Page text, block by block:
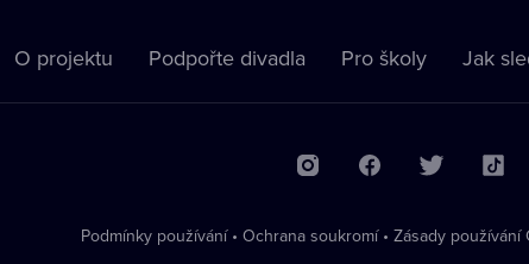
O projektu Podpořte divadla Pro školy Jak
Podmínky používání • Ochrana soukromí • Zásady používání